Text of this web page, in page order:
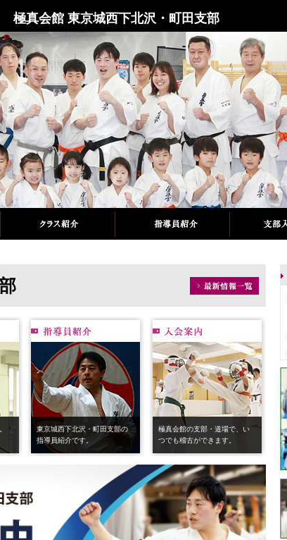
極真会館 東京城西下北沢・町田支部
東京城西下北沢・町田支部の
指導員紹介です。
極真会館の支部・道場で、い
つでも稽古ができます。